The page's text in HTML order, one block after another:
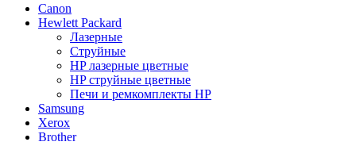
Canon
Hewlett Packard
Лазерные
Струйные
HP лазерные цветные
HP струйные цветные
Печи и ремкомплекты HP
Samsung
Xerox
Brother